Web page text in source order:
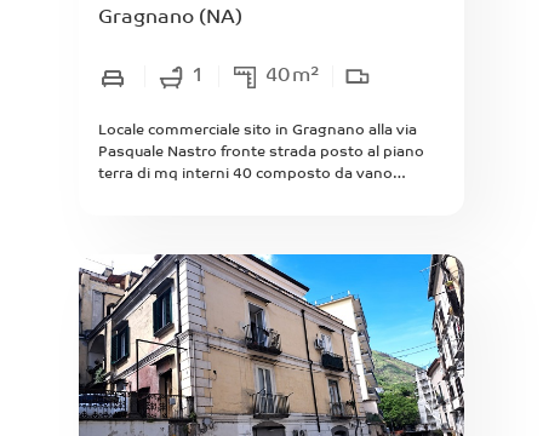
Gragnano (NA)
1 40m²
Locale commerciale sito in Gragnano alla via
Pasquale Nastro fronte strada posto al piano
terra di mq interni 40 composto da vano
Subito.